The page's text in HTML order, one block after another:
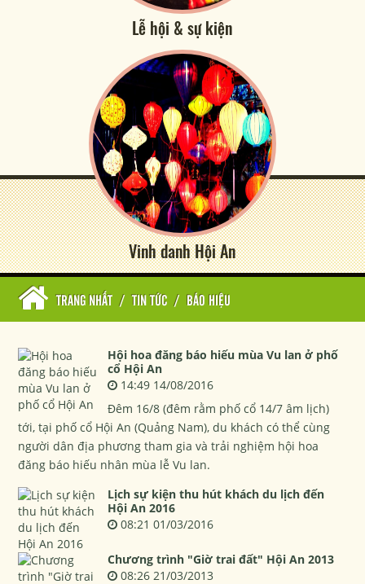
Lễ hội & sự kiện
Vinh danh Hội An
TRANG NHẤT / TIN TỨC / BÁO HIỆU
Hội hoa đăng báo hiếu mùa Vu lan ở phố
cổ Hội An
14:49 14/08/2016
Đêm 16/8 (đêm rằm phố cổ 14/7 âm lịch)
tới, tại phố cổ Hội An (Quảng Nam), du khách có thể cùng
người dân địa phương tham gia và trải nghiệm hội hoa
đăng báo hiếu nhân mùa lễ Vu lan.
Lịch sự kiện thu hút khách du lịch đến
Hội An 2016
08:21 01/03/2016
Chương trình "Giờ trai đất" Hội An 2013
08:26 21/03/2013